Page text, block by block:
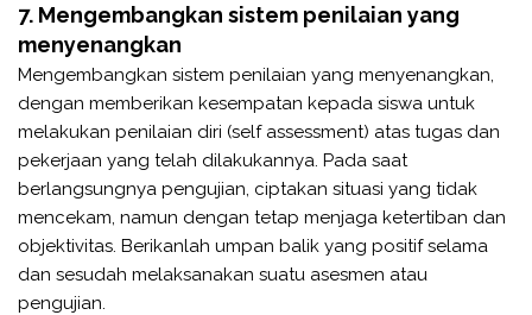
7. Mengembangkan sistem penilaian yang
menyenangkan
Mengembangkan sistem penilaian yang menyenangkan,
dengan memberikan kesempatan kepada siswa untuk
melakukan penilaian diri (self assessment) atas tugas dan
pekerjaan yang telah dilakukannya. Pada saat
berlangsungnya pengujian, ciptakan situasi yang tidak
mencekam, namun dengan tetap menjaga ketertiban dan
objektivitas. Berikanlah umpan balik yang positif selama
dan sesudah melaksanakan suatu asesmen atau
pengujian.